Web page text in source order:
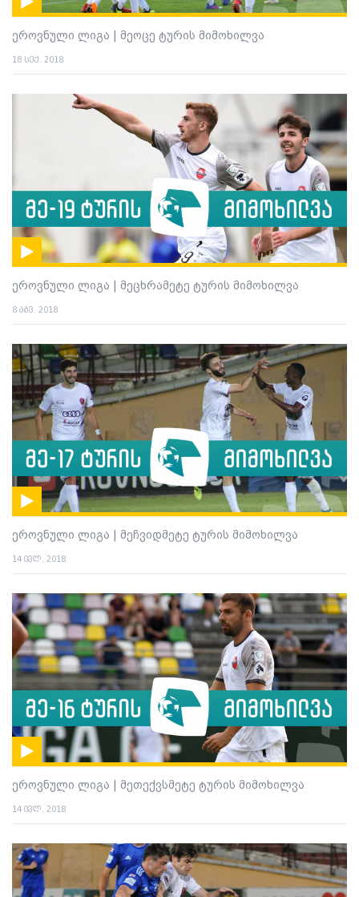
ეროვნული ლიგა | მეოცე ტურის მიმოხილვა
18 სექ. 2018
ეროვნული ლიგა | მეცხრამეტე ტურის მიმოხილვა
8 აგვ. 2018
ეროვნული ლიგა | მეჩვიდმეტე ტურის მიმოხილვა
14 ივლ. 2018
ეროვნული ლიგა | მეთექვსმეტე ტურის მიმოხილვა
14 ივლ. 2018